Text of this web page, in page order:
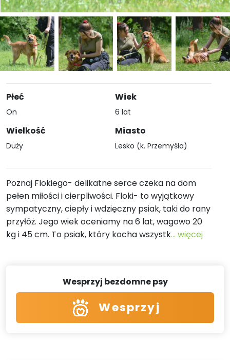
Płeć
On
Wielkość
Duży
Wiek
6 lat
Miasto
Lesko (k. Przemyśla)
Poznaj Flokiego- delikatne serce czeka na dom
pełen miłości i cierpliwości. Floki- to wyjątkowy
sympatyczny, ciepły i wdzięczny psiak, taki do rany
przyłóż. Jego wiek oceniamy na 6 lat, wagowo 20
kg i 45 cm. To psiak, który kocha wszystk... więcej
Wesprzyj bezdomne psy
Wesprzyj